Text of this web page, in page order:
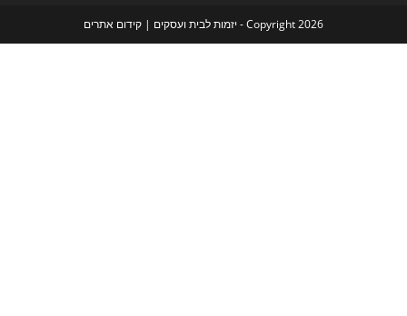
Copyright 2026 - יזמות לבית ועסקים | קידום אתרים